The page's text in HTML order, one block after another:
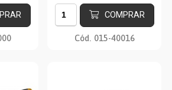
COMPRAR
Cód. 015-40016